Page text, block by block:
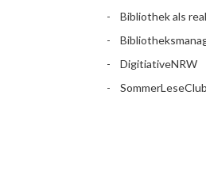
Bibliothek als
DigitiativeNRW
SommerLeseClub